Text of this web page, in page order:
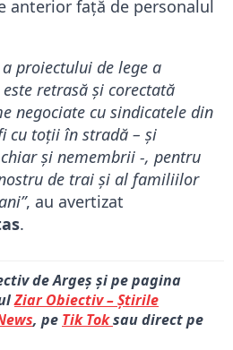
anterior față de personalul
proiectului de lege a
retrasă și corectată
negociate cu sindicatele din
cu toții în stradă – și
și nemembrii -, pentru
de trai și al familiilor
, au avertizat
.
de Argeș și pe pagina
Ziar Obiectiv – Știrile
, pe Tik Toksau direct pe